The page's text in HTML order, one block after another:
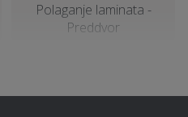
Polaganje laminata -
Preddvor